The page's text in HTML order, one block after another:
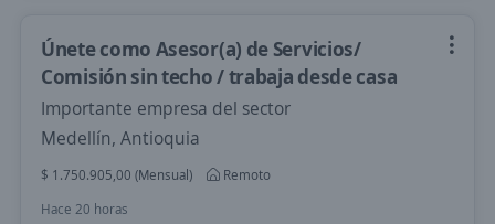
Únete como Asesor(a) de Servicios/
Comisión sin techo / trabaja desde casa
Importante empresa del sector
Medellín, Antioquia
$ 1.750.905,00 (Mensual)
Remoto
Hace 20 horas